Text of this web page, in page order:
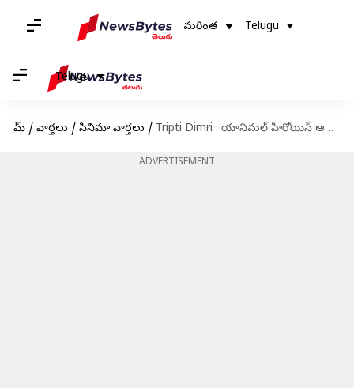
మరింత Telugu
Telugu
హోమ్ / వార్తలు / సినిమా వార్తలు / Tripti Dimri : యానిమల్ హీరోయిన్ ఆసక్తికర వ్యాఖ్యలు..ఎన్టీఆర్‌'తో నటించాలని ఉందంటున్న త్రిప్తి డిమ్రీ
ADVERTISEMENT